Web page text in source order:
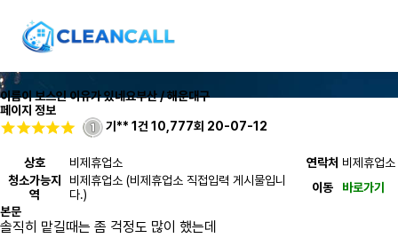
이름이 보스인 이유가 있네요부산 / 해운대구
페이지 정보
기** 1건 10,777회 20-07-12
상호 비제휴업소 연락처 비제휴업소
청소가능지
역
비제휴업소 (비제휴업소 직접입력 게시물입니
다.)
이동
바로가기
본문
솔직히 맡길때는 좀 걱정도 많이 했는데